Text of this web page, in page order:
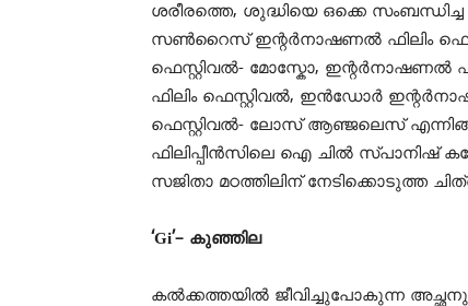
ശരീരത്തെ, ശുദ്ധിയെ ഒക്കെ
സൺറൈസ് ഇന്റർനാഷണൽ ഫിലിം
ഫെസ്റ്റിവൽ- മോസ്കോ, ഇന്റർനാഷണൽ
ഫിലിം ഫെസ്റ്റിവൽ, ഇൻഡോർ
ഫെസ്റ്റിവൽ- ലോസ് ആഞ്ജലെസ്
ഫിലിപ്പീൻസിലെ ഐ ചിൽ സ്പാനിഷ് കഫേ
സജിതാ മഠത്തിലിന് നേടിക്കൊടുത്ത
‘Gi’– കുഞ്ഞില
കൽക്കത്തയിൽ ജീവിച്ചുപോകുന്ന